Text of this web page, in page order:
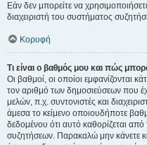
Εάν δεν μπορείτε να
διαχειριστή του συστήματος
Κορυφή
Τι είναι ο βαθμός μου και πώς
Οι βαθμοί, οι οποίοι εμφανίζονται
τον αριθμό των δημοσιεύσεων που
μελών, π.χ. συντονιστές και
άμεσα το κείμενο οποιουδήποτε
δεδομένου ότι αυτό καθορίζεται
συζητήσεων. Παρακαλώ μην κάνετε